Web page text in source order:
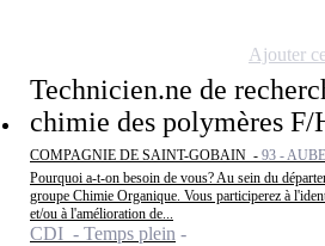
Technicien.ne de
chimie des polymères F/
COMPAGNIE DE SAINT-GOBAIN - 93 -
Pourquoi a-t-on besoin de vous? Au sein du
groupe Chimie Organique. Vous participerez à
et/ou à l'amélioration de...
CDI - Temps plein
Ajouter